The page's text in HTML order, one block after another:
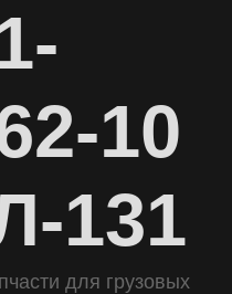
10
131
для грузовых